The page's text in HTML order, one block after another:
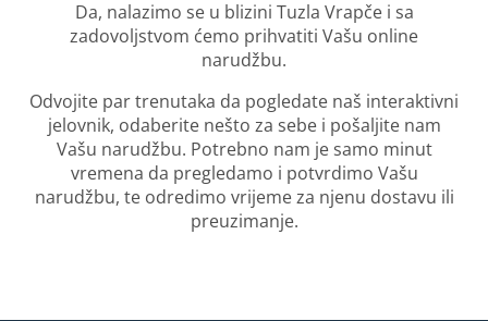
Da, nalazimo se u blizini Tuzla Vrapče i sa
zadovoljstvom ćemo prihvatiti Vašu online
narudžbu.
Odvojite par trenutaka da pogledate naš interaktivni
jelovnik, odaberite nešto za sebe i pošaljite nam
Vašu narudžbu. Potrebno nam je samo minut
vremena da pregledamo i potvrdimo Vašu
narudžbu, te odredimo vrijeme za njenu dostavu ili
preuzimanje.